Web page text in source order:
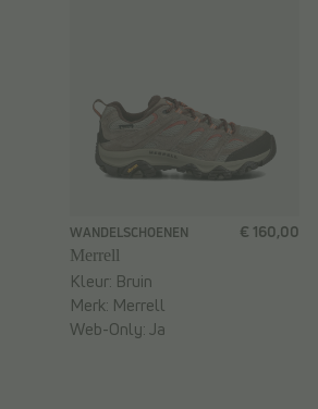
WANDELSCHOENEN
Merrell
€ 160,00
Kleur: Bruin
Merk: Merrell
Web-Only:Ja